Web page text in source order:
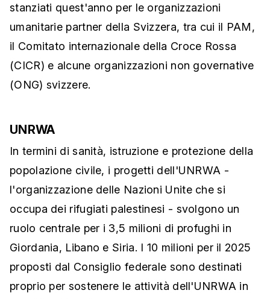
stanziati quest'anno per le organizzazioni
umanitarie partner della Svizzera, tra cui il PAM,
il Comitato internazionale della Croce Rossa
(CICR) e alcune organizzazioni non governative
(ONG) svizzere.
UNRWA
In termini di sanità, istruzione e protezione della
popolazione civile, i progetti dell'UNRWA -
l'organizzazione delle Nazioni Unite che si
occupa dei rifugiati palestinesi - svolgono un
ruolo centrale per i 3,5 milioni di profughi in
Giordania, Libano e Siria. I 10 milioni per il 2025
proposti dal Consiglio federale sono destinati
proprio per sostenere le attività dell'UNRWA in